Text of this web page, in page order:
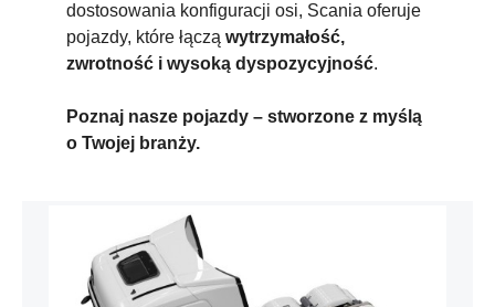
dostosowania konfiguracji osi, Scania oferuje
pojazdy, które łączą wytrzymałość,
zwrotność i wysoką dyspozycyjność.
Poznaj nasze pojazdy – stworzone z myślą
o Twojej branży.